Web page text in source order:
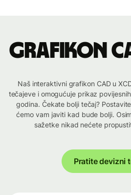
Grafikon
Naš interaktivni grafikon CAD u
tečajeve i omogućuje prikaz
godina. Čekate bolji tečaj?
ćemo vam javiti kad bude bolji.
sažetke nikad nećete
Pratite devizni